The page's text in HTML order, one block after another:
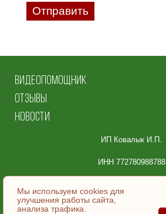
Отправить
ВИДЕОПОМОЩНИК
ОТЗЫВЫ
НОВОСТИ
ИП Ковалык И.П.
ИНН 772780988788
105064, Москва
Мы используем cookies для
улучшения работы сайта,
анализа трафика.